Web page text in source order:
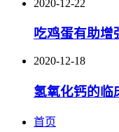
2020-12-22
吃鸡蛋有助增
2020-12-18
氢氧化钙的临
首页